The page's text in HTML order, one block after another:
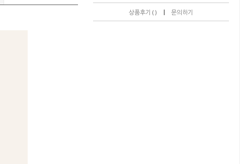
상품후기 ( ) | 문의하기